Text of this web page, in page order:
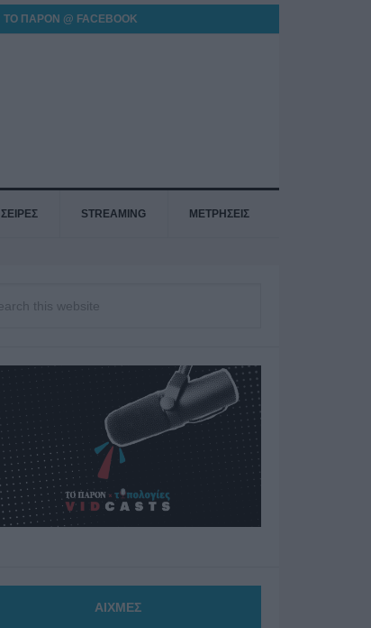
ΤΟ ΠΑΡΟΝ @ FACEBOOK
ΣΕΙΡΕΣ STREAMING ΜΕΤΡΗΣΕΙΣ
ΑΙΧΜΕΣ